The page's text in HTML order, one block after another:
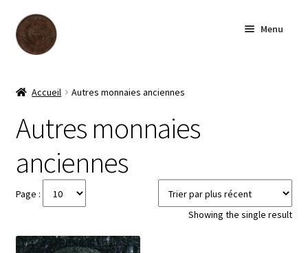
Aller
à
Aller
au
contenu
Menu
Archives
À notre sujet
Accueil Autres monnaies anciennes
Autres monnaies
anciennes
Page :
Showing the single result